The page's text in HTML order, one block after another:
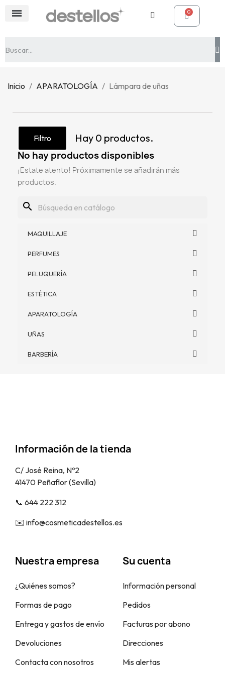
Inicio APARATOLOGÍA Lámpara de uñas
MAQUILLAJE
PERFUMES
PELUQUERÍA
ESTÉTICA
APARATOLOGÍA
UÑAS
BARBERÍA
Hay 0 productos.
Filtro
No hay productos disponibles
¡Estate atento! Próximamente se añadirán más
productos.
search
Información de la tienda
C/ José Reina, Nº2
41470 Peñaflor (Sevilla)
📞​ 644 222 312
✉️​ info@cosmeticadestellos.es
Nuestra empresa
¿Quiénes somos?
Formas de pago
Entrega y gastos de envío
Devoluciones
Contacta con nosotros
Su cuenta
Información personal
Pedidos
Facturas por abono
Direcciones
Mis alertas